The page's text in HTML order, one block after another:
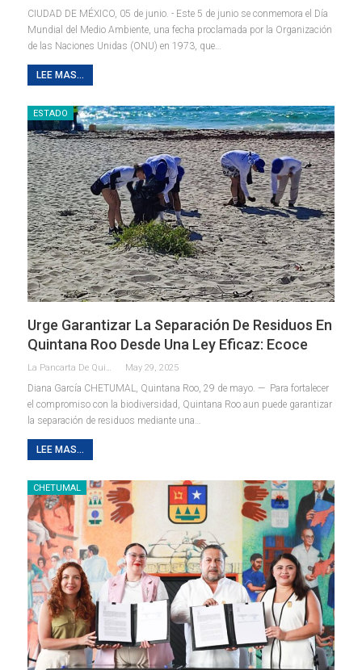
CIUDAD DE MÉXICO, 05 de junio. - Este 5 de junio se conmemora el Día
Mundial del Medio Ambiente, una fecha proclamada por la Organización
de las Naciones Unidas (ONU) en 1973, que…
LEE MAS...
ESTADO
Urge Garantizar La Separación De Residuos En
Quintana Roo Desde Una Ley Eficaz: Ecoce
La Pancarta De Quintana Roo May 29, 2025
Diana García CHETUMAL, Quintana Roo, 29 de mayo. — Para fortalecer
el compromiso con la biodiversidad, Quintana Roo aun puede garantizar
la separación de residuos mediante una…
LEE MAS...
CHETUMAL